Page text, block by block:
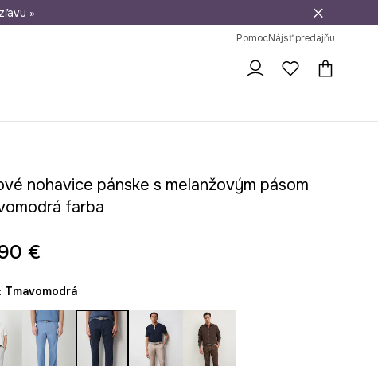
vrátenie tovaru
»
PomocNájsť predajňu
nohavice pánske s melanžovým pásom
farba
€
tmavomodrá